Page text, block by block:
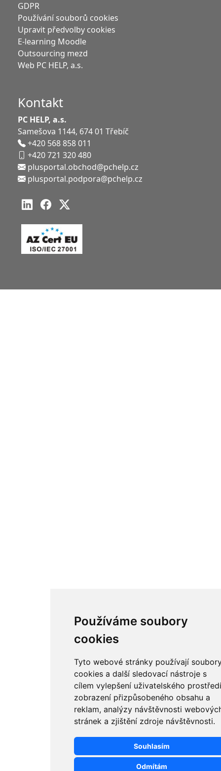
Používáme soubory
cookies
Tyto webové stránky používají
cookies a další sledovací nástroje s
cílem vylepšení uživatelského
zobrazení přizpůsobeného obsahu a
reklam, analýzy návštěvnosti
stránek a zjištění zdroje návštěvnosti.
Souhlasím
Odmítám
GDPR
Používání souborů cookies
Upravit předvolby cookies
E-learning Moodle
Outsourcing mezd
Web PC HELP, a.s.
Kontakt
PC HELP, a.s.
Samešova 1144, 674 01 Třebíč
+420 568 858 011
+420 721 320 480
plusportal.obchod@pchelp.cz
plusportal.podpora@pchelp.cz